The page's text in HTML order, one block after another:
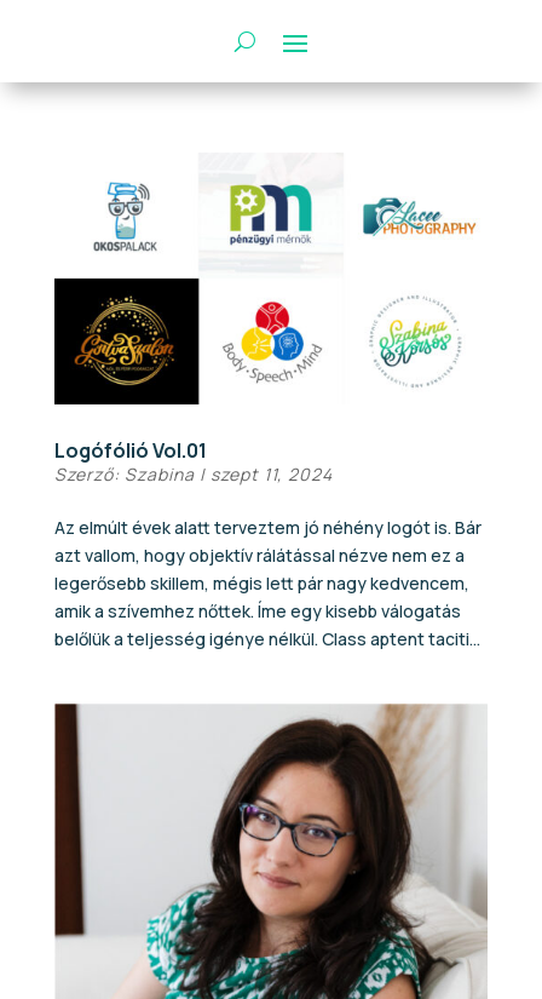
Logófólió Vol.01
Szerző: Szabina| szept 11, 2024
Az elmúlt évek alatt terveztem jó néhény logót is. Bár
azt vallom, hogy objektív rálátással nézve nem ez a
legerősebb skillem, mégis lett pár nagy kedvencem,
amik a szívemhez nőttek. Íme egy kisebb válogatás
belőlük a teljesség igénye nélkül. Class aptent taciti...